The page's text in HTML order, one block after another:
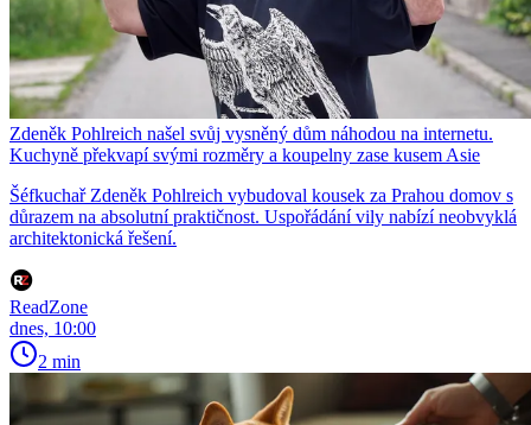
Zdeněk Pohlreich našel svůj vysněný dům náhodou na internetu.
Kuchyně překvapí svými rozměry a koupelny zase kusem Asie
Šéfkuchař Zdeněk Pohlreich vybudoval kousek za Prahou domov s
důrazem na absolutní praktičnost. Uspořádání vily nabízí neobvyklá
architektonická řešení.
ReadZone
dnes, 10:00
2 min